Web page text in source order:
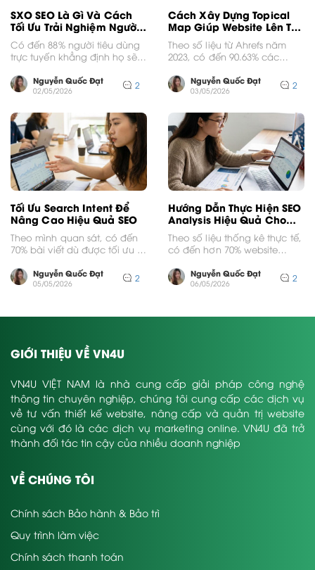
SXO SEO Là Gì Và Cách
Tối Ưu Trải Nghiệm Người
Dùng
Có đến 88% người tiêu dùng
trực tuyến khẳng định họ sẽ
web...Nguyễn Quốc Đạt
02/05/2026 2
Cách Xây Dựng Topical
Map Giúp Website Lên Top
Bền Vững
Theo số liệu từ Ahrefs năm
2023, có đến 90.63% các
bất kỳ...Nguyễn Quốc Đạt
03/05/2026 2
Tối Ưu Search Intent Để
Nâng Cao Hiệu Quả SEO
Theo mình quan sát, có đến
70% bài viết dù được tối ưu kỹ
Nguyễn Quốc Đạt
05/05/2026 2
Hướng Dẫn Thực Hiện SEO
Analysis Hiệu Quả Cho
Website
Theo số liệu thống kê thực tế,
có đến hơn 70% website
không đạt...
Nguyễn Quốc Đạt
06/05/2026 2
GIỚI THIỆU VỀ VN4U
VN4U VIỆT NAM là nhà cung cấp giải pháp công nghệ
thông tin chuyên nghiệp, chúng tôi cung cấp các dịch vụ
về tư vấn thiết kế website, nâng cấp và quản trị website
cùng với đó là các dịch vụ marketing online. VN4U đã trở
thành đối tác tin cậy của nhiều doanh nghiệp
VỀ CHÚNG TÔI
Chính sách Bảo hành & Bảo trì
Quy trình làm việc
Chính sách thanh toán